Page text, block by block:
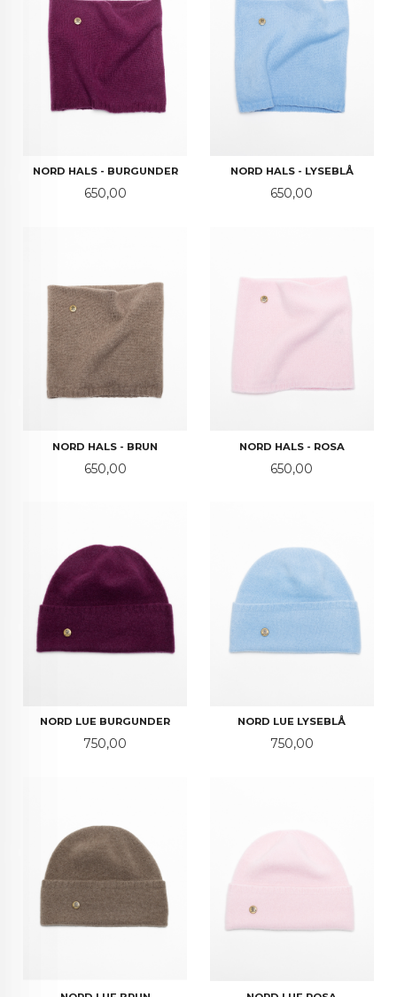
NORD HALS - BURGUNDER
Pris
650,00
NORD HALS - LYSEBLÅ
Pris
650,00
NORD HALS - BRUN
Pris
650,00
NORD HALS - ROSA
Pris
650,00
NORD LUE BURGUNDER
Pris
750,00
NORD LUE LYSEBLÅ
Pris
750,00